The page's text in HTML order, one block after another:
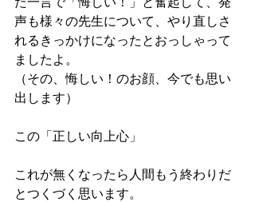
声も様々の先生について、やり直しさ
れるきっかけになったとおっしゃって
ましたよ。
（その、悔しい！のお顔、今でも思い
出します）
この「正しい向上心」
これが無くなったら人間もう終わりだ
とつくづく思います。